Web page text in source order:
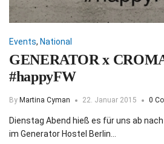
Events, National
GENERATOR x
#happyFW
By Martina Cyman 22. Januar 2015 0
Dienstag Abend hieß es für uns ab
im Generator Hostel Berlin…